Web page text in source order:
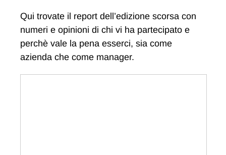
Qui trovate il report dell’edizione scorsa con
numeri e opinioni di chi vi ha partecipato e
perchè vale la pena esserci, sia come
azienda che come manager.